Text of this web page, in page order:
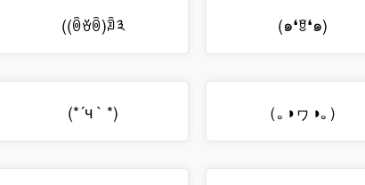
((ꉺꈊꉺ)ꀢ༣ (๑❛ꆚ❛๑)
(*´ч ` *) （｡◑ヮ◑｡）